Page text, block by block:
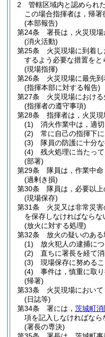
2
管轄区域内と認められ
この場合指揮者は，帰
(本部報告)
第24条
署長は，火災現
(消火活動)
第25条
火災現場に到着
するよう必要な措置をと
(現場指揮)
第26条
火災現場に最先
(指揮本部に対する報告)
第27条
火災現場におけ
(指揮者の遵守事項)
第28条
指揮者は，火災
(1)
消火作業中は，適
(2)
常に自己の指揮下
(3)
隊員の防護に十分
(4)
残火処理に当たっ
(部署)
第29条
隊員は，作業中命
(過剰き損)
第30条
隊員は，必要以
(現場保存)
第31条
火災又は非常災
を保存しなければならな
(放火に対する処理)
第32条
放火の疑いのあ
(1)
放火犯人の逮捕に
(2)
直ちに署長を経て
(3)
現場保存に努めるこ
(4)
事件は，慎重に取
(帰署)
第33条
火災現場におい
(日誌等)
第34条
署には， 茨城町
項を記入しなければなら
(署長の専決)